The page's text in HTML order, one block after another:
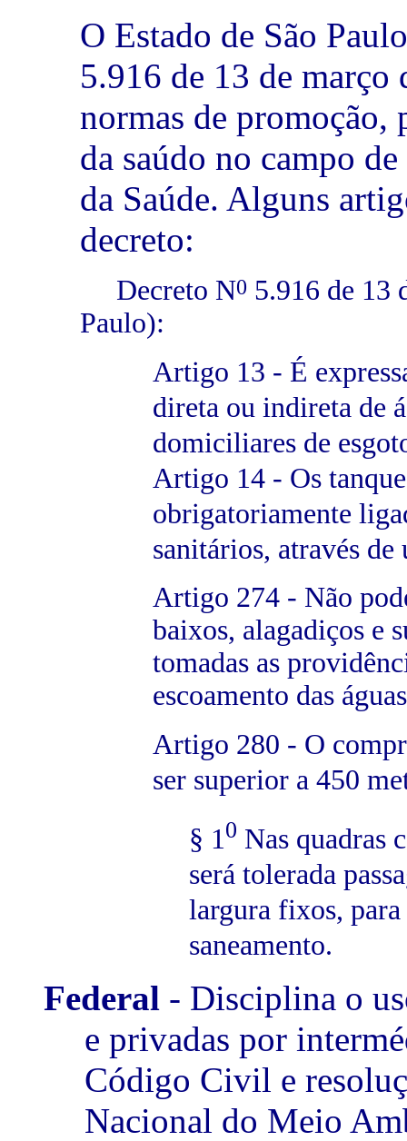
O Estado de São
5.916 de 13 de março
normas de promoção,
da saúdo no campo
da Saúde. Alguns
decreto:
Decreto N0 5.916 de 13
Paulo):
Artigo 13 - É
direta ou indireta de
domiciliares de
Artigo 14 - Os
obrigatoriamente
sanitários, através
Artigo 274 - Não
baixos, alagadiços e
tomadas as
escoamento das
Artigo 280 - O
ser superior a 450
§ 1 0 Nas quadras
será tolerada
largura fixos, para
saneamento.
Federal - Disciplina o
e privadas por
Código Civil e
Nacional do Meio